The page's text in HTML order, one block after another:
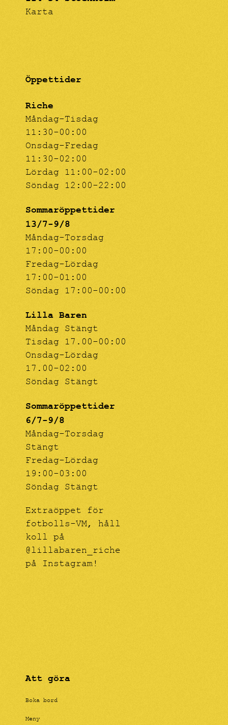
Öppettider
Riche
Måndag-Tisdag
11:30-00:00
Onsdag-Fredag
11:30-02:00
Lördag 11:00-02:00
Söndag 12:00-22:00
Sommaröppettider
13/7-9/8
Måndag-Torsdag
17:00-00:00
Fredag-Lördag
17:00-01:00
Söndag 17:00-00:00
Lilla Baren
Måndag Stängt
Tisdag 17.00-00:00
Onsdag-Lördag
17.00-02:00
Söndag Stängt
Sommaröppettider
6/7-9/8
Måndag-Torsdag
Stängt
Fredag-Lördag
19:00-03:00
Söndag Stängt
Extraöppet för
fotbolls-VM, håll
koll på
@lillabaren_riche
på Instagram!
Att göra
Boka bord
Meny
Karta